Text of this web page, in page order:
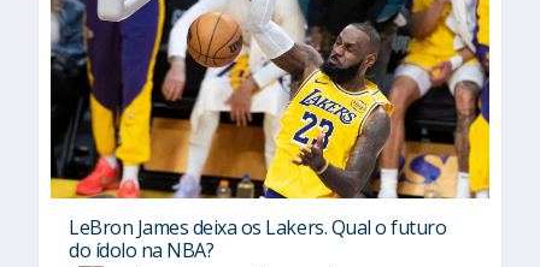
LeBron James deixa os Lakers. Qual o futuro
do ídolo na NBA?